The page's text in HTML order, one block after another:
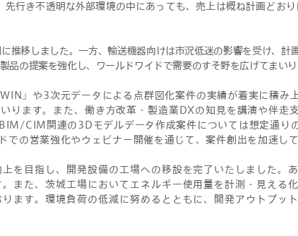
行き不透明な外部環境の中にあっても、売上は概ね計画どお
推移しました。一方、輸送機器向けは市況低迷の影響を受け、計
の提案を強化し、ワールドワイドで需要のすそ野を広げてまいり
」や3次元データによる点群図化案件の実績が着実に積み
ります。また、働き方改革・製造業DXの知見を講演や伴走
CIM関連の3Dモデルデータ作成案件については想定通り
の営業強化やウェビナー開催を通じて、案件創出を加速して
を目指し、開発設備の工場への移設を完了いたしました。
また、茨城工場においてエネルギー使用量を計測・見える
ます。環境負荷の低減に努めるとともに、開発アウトプッ